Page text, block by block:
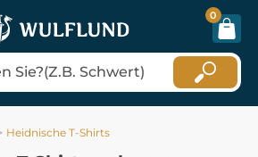
0
Heidnische T-Shirts